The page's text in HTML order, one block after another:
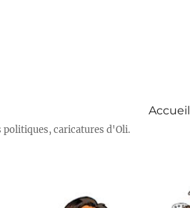
caricatures d'Oli.
Accueil